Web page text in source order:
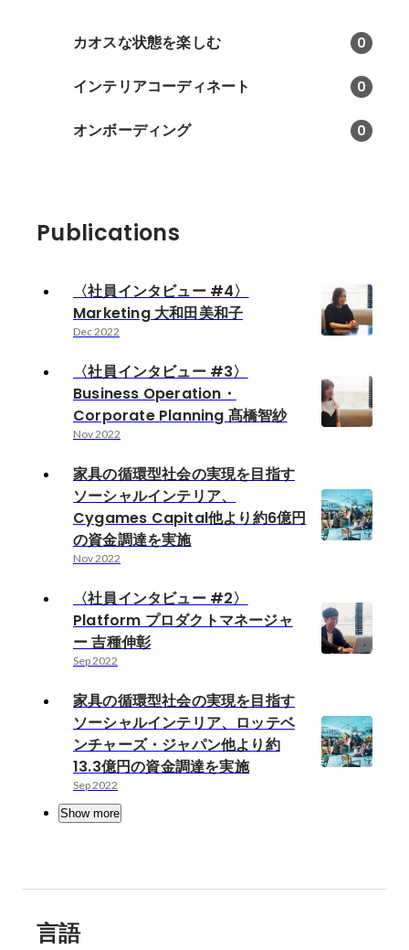
カオスな状態を楽しむ 0
インテリアコーディネート 0
オンボーディング 0
Publications
〈社員インタビュー #4〉
Marketing 大和田美和子
Dec 2022
〈社員インタビュー #3〉
Business Operation・
Corporate Planning 髙橋智紗
Nov 2022
家具の循環型社会の実現を目指す
ソーシャルインテリア、
Cygames Capital他より約6億円
の資金調達を実施
Nov 2022
〈社員インタビュー #2〉
Platform プロダクトマネージャ
ー 吉種伸彰
Sep 2022
家具の循環型社会の実現を目指す
ソーシャルインテリア、ロッテベ
ンチャーズ・ジャパン他より約
13.3億円の資金調達を実施
Sep 2022
Show more
言語